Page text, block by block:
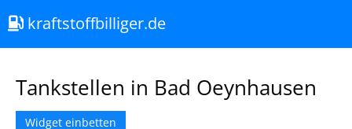
kraftstoffbilliger.de
Tankstellen in Bad Oeynhausen
Widget einbetten